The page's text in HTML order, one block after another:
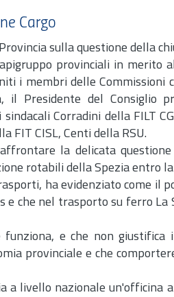
Cargo
sulla questione della
provinciali in merito
i membri delle Commissioni
Presidente del Consiglio
Corradini della FILT
FIT CISL, Centi della RSU.
la delicata
rotabili della Spezia entro
ha evidenziato come il
che nel trasporto su ferro La
e che non giustifica
provinciale e che
a livello nazionale un'officina